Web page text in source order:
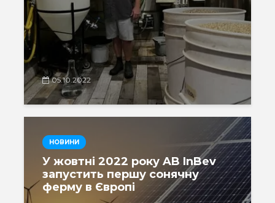
05.10.2022
НОВИНИ
У жовтні 2022 року AB InBev
запустить першу сонячну
ферму в Європі